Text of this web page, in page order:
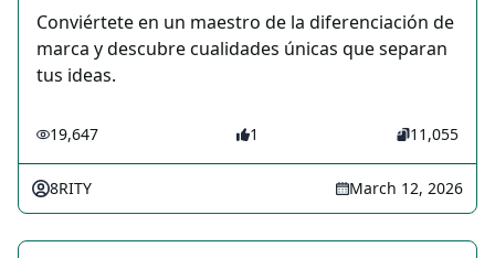
Conviértete en un maestro de la diferenciación de
marca y descubre cualidades únicas que separan
tus ideas.
19,647 1 11,055
8RITY March 12, 2026